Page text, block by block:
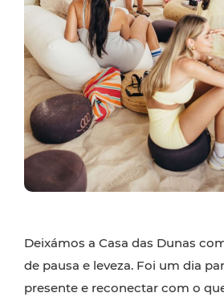
Deixámos a Casa das Dunas
de pausa e leveza. Foi um dia
presente e reconectar com o